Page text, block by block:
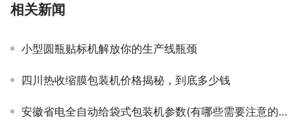
相关新闻
小型圆瓶贴标机解放你的生产线瓶颈
四川热收缩膜包装机价格揭秘，到底多少钱
安徽省电全自动给袋式包装机参数(有哪些需要注意的地方)